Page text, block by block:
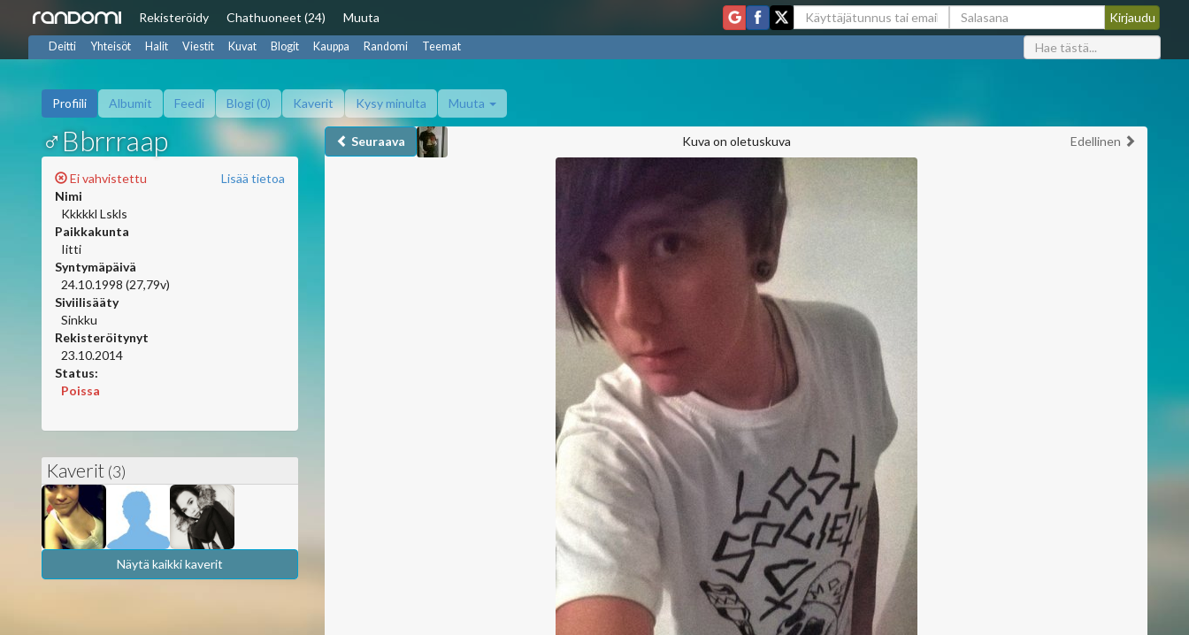
Rekisteröidy Chathuoneet (24) Muuta
Deitti Yhteisöt Halit Viestit Kuvat Blogit Kauppa Randomi Teemat
Profiili Albumit Feedi Blogi (0) Kaverit Kysy minulta Muuta
Seuraava Kuva on oletuskuva Edellinen
♂Bbrrraap
Lisää tietoa
Ei vahvistettu
Nimi
Kkkkkl Lskls
Paikkakunta
Iitti
Syntymäpäivä
24.10.1998 (27,79v)
Siviilisääty
Sinkku
Rekisteröitynyt
23.10.2014
Status:
Poissa
Kaverit (3)
Näytä kaikki kaverit